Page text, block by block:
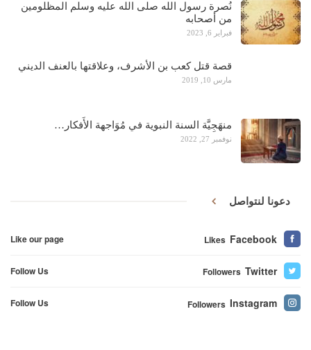
نُصرة رسول الله صلى الله عليه وسلم المظلومين
من أصحابه
فبراير 6, 2023
قصة قتل كعب بن الأشرف، وعلاقتها بالعنف الديني
مارس 10, 2019
منهَجِيَّة السنة النبوية في مُوَاجهة الأَفكار…
نوفمبر 27, 2022
دعونا لنتواصل
Facebook
Likes
Like our page
Twitter
Followers
Follow Us
Instagram
Followers
Follow Us